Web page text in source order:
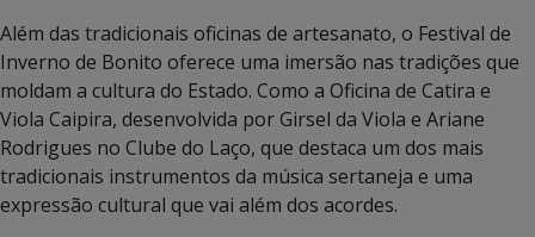
Além das tradicionais oficinas de artesanato, o Festival de
Inverno de Bonito oferece uma imersão nas tradições que
moldam a cultura do Estado. Como a Oficina de Catira e
Viola Caipira, desenvolvida por Girsel da Viola e Ariane
Rodrigues no Clube do Laço, que destaca um dos mais
tradicionais instrumentos da música sertaneja e uma
expressão cultural que vai além dos acordes.